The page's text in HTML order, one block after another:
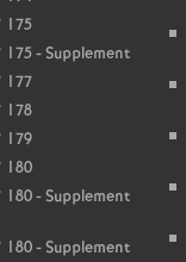
175
- Supplement
177
178
179
180
- Supplement
- Supplement